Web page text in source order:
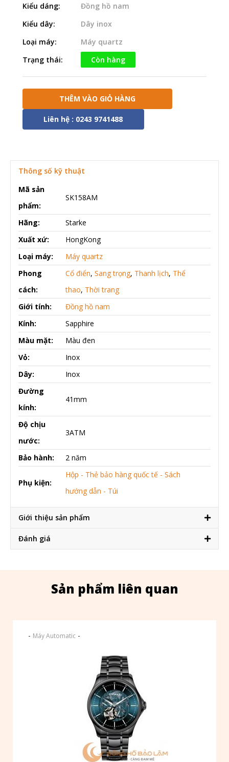
Kiểu dáng:
Đồng hồ nam
Kiểu dây:
Dây inox
Loại máy:
Máy quartz
Trạng thái:
Còn hàng
THÊM VÀO GIỎ HÀNG
Liên hệ : 0243 9741488
Thông số kỹ thuật
Mã sản
phẩm:
SK158AM
Hãng:
Starke
Xuất xứ:
HongKong
Loại máy:
Máy quartz
Phong
cách:
Cổ điển, Sang trọng, Thanh lịch, Thể
thao, Thời trang
Giới tính:
Đồng hồ nam
Kính:
Sapphire
Màu mặt:
Màu đen
Vỏ:
Inox
Dây:
Inox
Đường
kính:
41mm
Độ chịu
nước:
3ATM
Bảo hành: 2 năm
Phụ kiện:
Hộp - Thẻ bảo hàng quốc tế - Sách
hướng dẫn - Túi
Giới thiệu sản phẩm
Đánh giá
Sản phẩm liên quan
- Máy Automatic -